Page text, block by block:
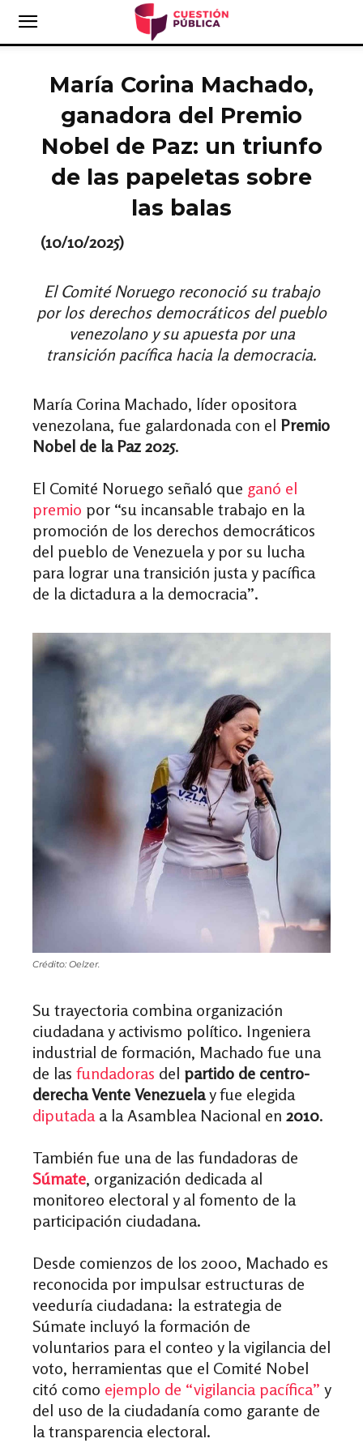
María Corina Machado,
ganadora del Premio
Nobel de Paz: un triunfo
de las papeletas sobre
las balas
(10/10/2025)
El Comité Noruego reconoció su trabajo
por los derechos democráticos del pueblo
venezolano y su apuesta por una
transición pacífica hacia la democracia.
María Corina Machado, líder opositora
venezolana, fue galardonada con el Premio
Nobel de la Paz 2025.
El Comité Noruego señaló que ganó el
premio por “su incansable trabajo en la
promoción de los derechos democráticos
del pueblo de Venezuela y por su lucha
para lograr una transición justa y pacífica
de la dictadura a la democracia”.
Crédito: Oelzer.
Su trayectoria combina organización
ciudadana y activismo político. Ingeniera
industrial de formación, Machado fue una
de las fundadoras del partido de centro-
derecha Vente Venezuelay fue elegida
diputadaa la Asamblea Nacional en 2010.
También fue una de las fundadoras de
Súmate, organización dedicada al
monitoreo electoral y al fomento de la
participación ciudadana.
Desde comienzos de los 2000, Machado es
reconocida por impulsar estructuras de
veeduría ciudadana: la estrategia de
Súmate incluyó la formación de
voluntarios para el conteo y la vigilancia del
voto, herramientas que el Comité Nobel
citó como ejemplo de “vigilancia pacífica” y
del uso de la ciudadanía como garante de
la transparencia electoral.